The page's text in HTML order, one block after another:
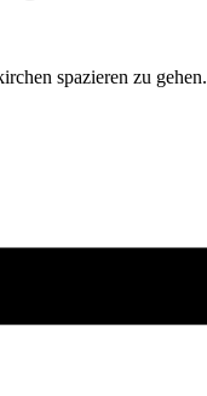
spazieren zu gehen.